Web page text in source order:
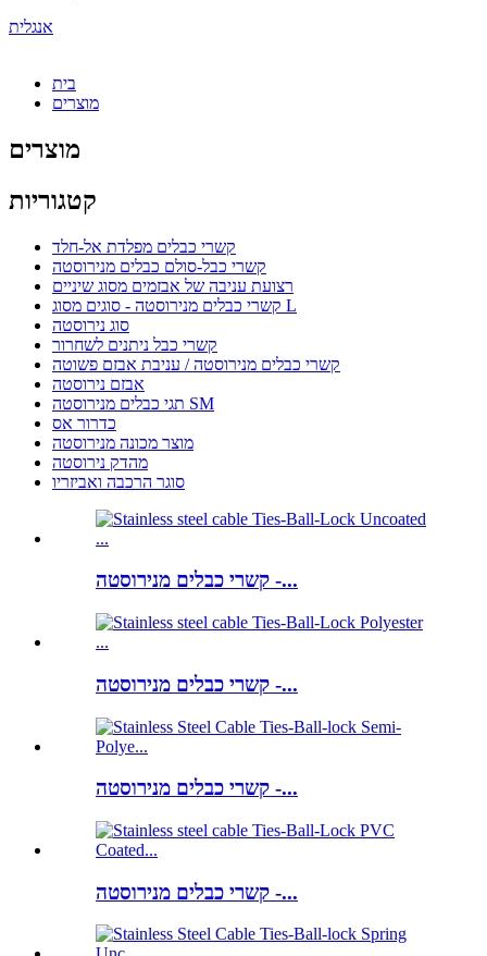
אנגלית
בית
מוצרים
מוצרים
קטגוריות
קשרי כבלים מפלדת אל-חלד
קשרי כבל-סולם כבלים מנירוסטה
רצועת עניבה של אבזמים מסוג שיניים
קשרי כבלים מנירוסטה - סוגים מסוג L
סוג נירוסטה
קשרי כבל ניתנים לשחרור
קשרי כבלים מנירוסטה / עניבת אבזם פשוטה
אבזם נירוסטה
תגי כבלים מנירוסטה SM
כדרור אס
מוצר מכונה מנירוסטה
מהדק נירוסטה
סוגר הרכבה ואביזריו
קשרי כבלים מנירוסטה -...
קשרי כבלים מנירוסטה -...
קשרי כבלים מנירוסטה -...
קשרי כבלים מנירוסטה -...